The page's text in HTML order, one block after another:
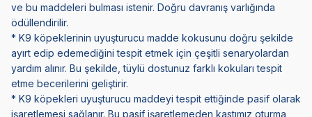
ve bu maddeleri bulması istenir. Doğru davranış varlığında
ödüllendirilir.
* K9 köpeklerinin uyuşturucu madde kokusunu doğru şekilde
ayırt edip edemediğini tespit etmek için çeşitli senaryolardan
yardım alınır. Bu şekilde, tüylü dostunuz farklı kokuları tespit
etme becerilerini geliştirir.
* K9 köpekleri uyuşturucu maddeyi tespit ettiğinde pasif olarak
işaretlemesi sağlanır. Bu pasif işaretlemeden kastımız oturma,